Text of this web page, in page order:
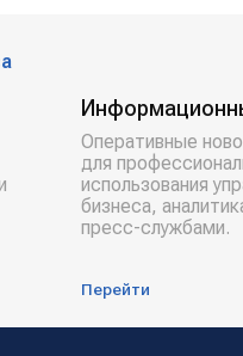
Оперативные
для
использования
бизнеса,
пресс-службами.
Перейти